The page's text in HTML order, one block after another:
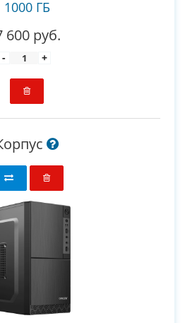
1000 ГБ
600 руб.
- +